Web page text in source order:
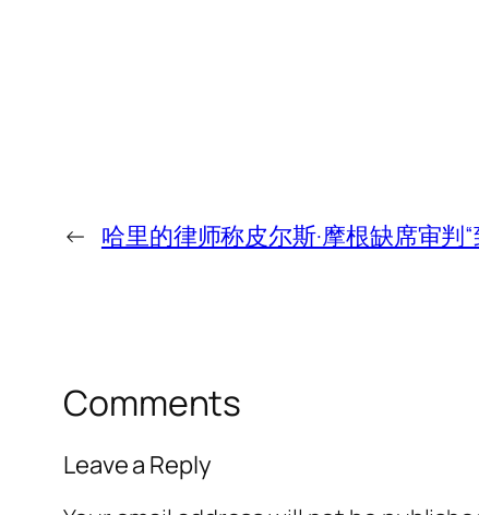
← 哈里的律师称皮尔斯·摩根缺席审判“
Comments
Leave a Reply